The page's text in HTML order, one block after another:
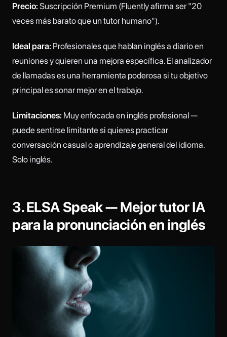
Precio: Suscripción Premium (Fluently afirma ser "20
veces más barato que un tutor humano").
Ideal para: Profesionales que hablan inglés a diario en
reuniones y quieren una mejora específica. El analizador
de llamadas es una herramienta poderosa si tu objetivo
principal es sonar mejor en el trabajo.
Limitaciones: Muy enfocada en inglés profesional —
puede sentirse limitante si quieres practicar
conversación casual o aprendizaje general del idioma.
Solo inglés.
3. ELSA Speak — Mejor tutor IA
para la pronunciación en inglés